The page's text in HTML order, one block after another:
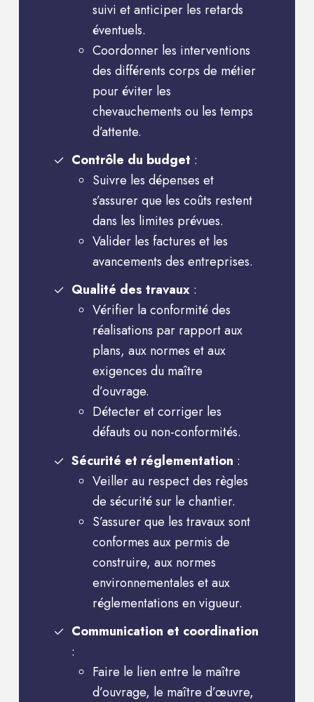
suivi et anticiper les retards
éventuels.
Coordonner les interventions
des différents corps de métier
pour éviter les
chevauchements ou les temps
d’attente.
Contrôle du budget :
Suivre les dépenses et
s’assurer que les coûts restent
dans les limites prévues.
Valider les factures et les
avancements des entreprises.
Qualité des travaux :
Vérifier la conformité des
réalisations par rapport aux
plans, aux normes et aux
exigences du maître
d’ouvrage.
Détecter et corriger les
défauts ou non-conformités.
Sécurité et réglementation :
Veiller au respect des règles
de sécurité sur le chantier.
S’assurer que les travaux sont
conformes aux permis de
construire, aux normes
environnementales et aux
réglementations en vigueur.
Communication et coordination
:
Faire le lien entre le maître
d’ouvrage, le maître d’œuvre,